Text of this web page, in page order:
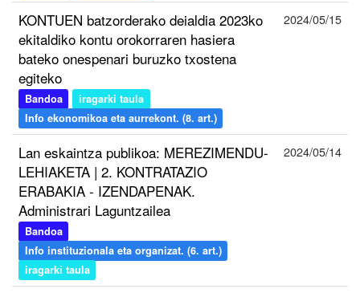
KONTUEN batzorderako deialdia 2023ko
ekitaldiko kontu orokorraren hasiera
bateko onespenari buruzko txostena
egiteko
Bandoa
iragarki taula
Info ekonomikoa eta aurrekont. (8. art.)
2024/05/15
Lan eskaintza publikoa: MEREZIMENDU-
LEHIAKETA | 2. KONTRATAZIO
ERABAKIA - IZENDAPENAK.
Administrari Laguntzailea
Bandoa
Info instituzionala eta organizat. (6. art.)
iragarki taula
2024/05/14